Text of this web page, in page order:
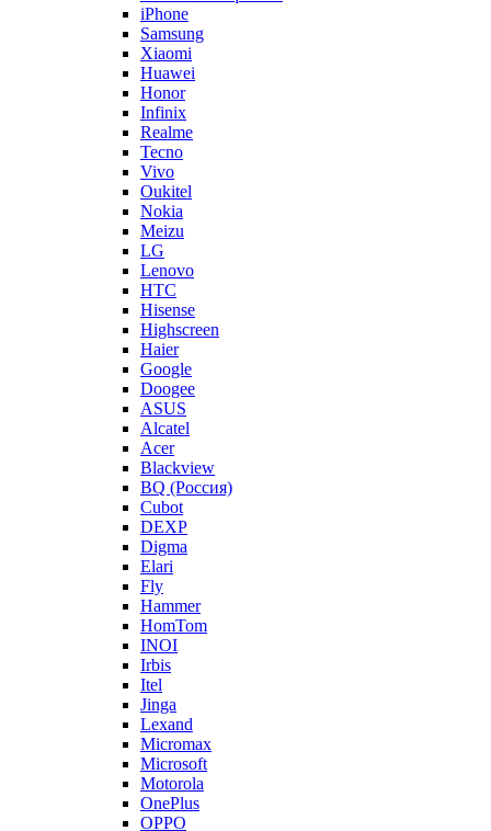
iPhone
Samsung
Xiaomi
Huawei
Honor
Infinix
Realme
Tecno
Vivo
Oukitel
Nokia
Meizu
LG
Lenovo
HTC
Hisense
Highscreen
Haier
Google
Doogee
ASUS
Alcatel
Acer
Blackview
BQ (Россия)
Cubot
DEXP
Digma
Elari
Fly
Hammer
HomTom
INOI
Irbis
Itel
Jinga
Lexand
Micromax
Microsoft
Motorola
OnePlus
OPPO